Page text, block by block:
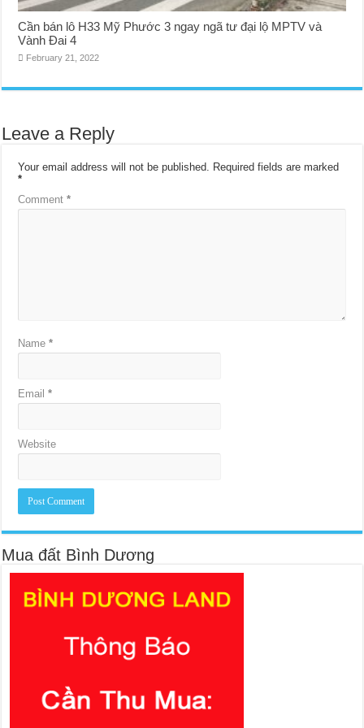
Cần bán lô H33 Mỹ Phước 3 ngay ngã tư đại lộ MPTV và
Vành Đai 4
February 21, 2022
Leave a Reply
Your email address will not be published. Required fields are marked
*
Comment*
Name*
Email*
Website
Mua đất Bình Dương